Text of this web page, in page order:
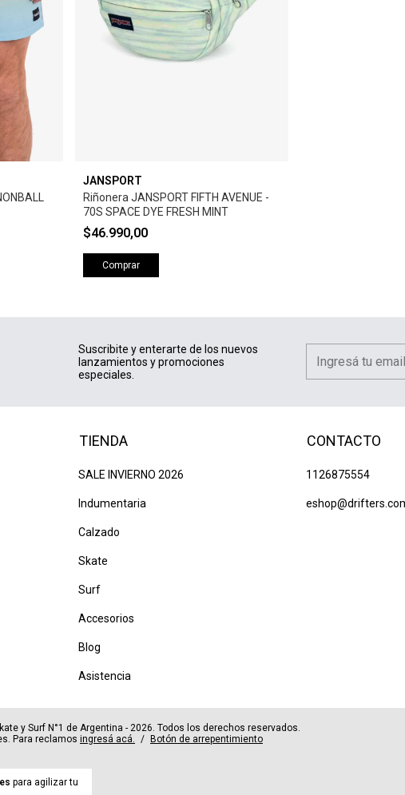
para agilizar tu
JANSPORT
Riñonera JANSPORT FIFTH AVENUE -
70S SPACE DYE FRESH MINT
$46.990,00
Comprar
Suscribite y enterarte de los nuevos
lanzamientos y promociones
especiales.
TIENDA
SALE INVIERNO 2026
Indumentaria
Calzado
Skate
Surf
Accesorios
Blog
Asistencia
CONTACTO
1126875554
y Surf N°1 de Argentina - 2026. Todos los derechos reservados.
Para reclamos ingresá acá. / Botón de arrepentimiento